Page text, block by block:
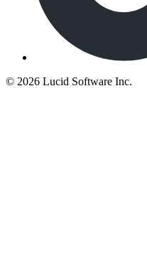
© 2026 Lucid Software Inc.